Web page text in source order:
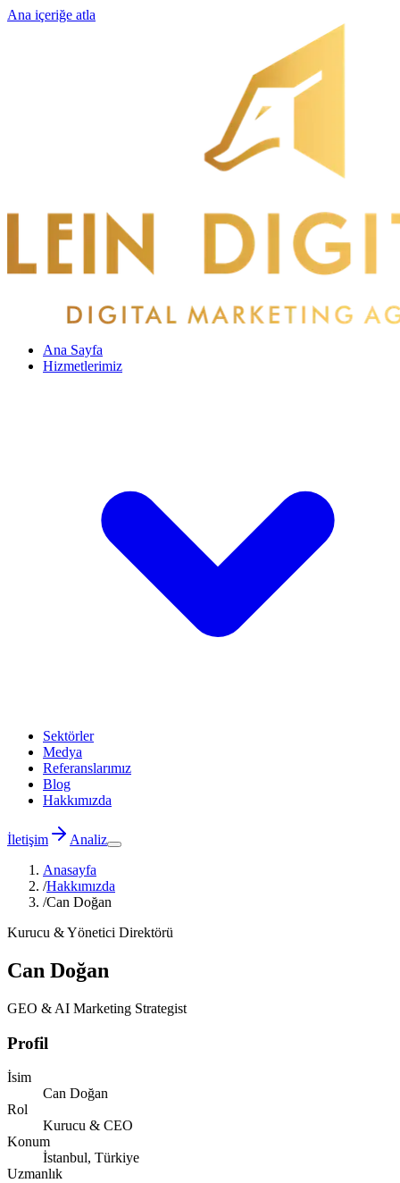
Ana içeriğe atla
Ana Sayfa
Hizmetlerimiz
Sektörler
Medya
Referanslarımız
Blog
Hakkımızda
İletişim
Analiz
Anasayfa
/Hakkımızda
/Can Doğan
Kurucu & Yönetici Direktörü
Can Doğan
GEO & AI Marketing Strategist
Profil
İsim
Can Doğan
Rol
Kurucu & CEO
Konum
İstanbul, Türkiye
Uzmanlık